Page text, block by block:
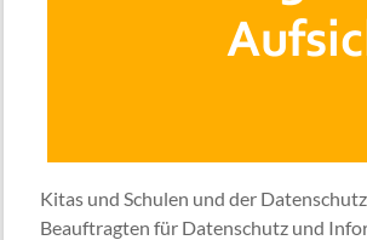
Kitas und Schulen und der
Beauftragten für Datenschutz und